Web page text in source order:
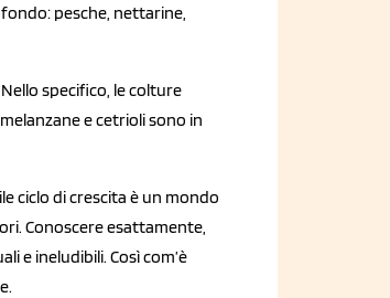
pesche, nettarine,
specifico, le colture
e cetrioli sono in
ciclo di crescita è un mondo
Conoscere esattamente,
e ineludibili. Così com’è